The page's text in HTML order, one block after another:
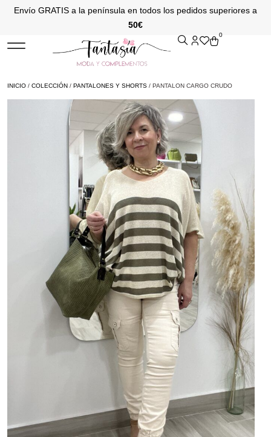
Envío GRATIS a la península en todos los pedidos superiores a
50€
0
INICIO / COLECCIÓN / PANTALONES Y SHORTS / PANTALON CARGO CRUDO